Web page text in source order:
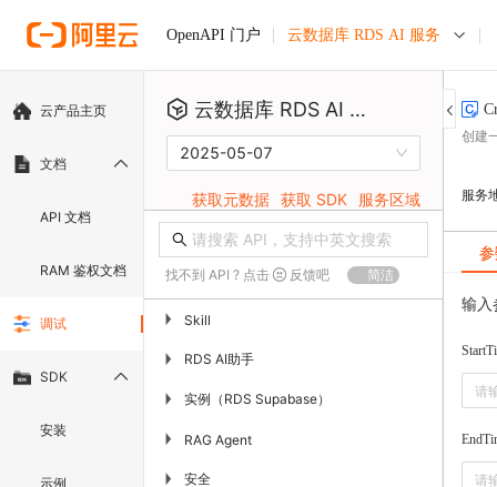
OpenAPI 门户 云数据库 RDS AI 服务
云产品主页
文档
API 文档
RAM 鉴权文档
调试
SDK
安装
示例
云数据库 RDS AI 服务
2025-05-07
获取元数据 获取 SDK 服务区域
找不到 API ? 点击 反馈吧 简洁
▶ Skill
▶ RDS AI助手
▶ 实例（RDS Supabase）
▶ RAG Agent
▶ 安全
创建
服务
输入